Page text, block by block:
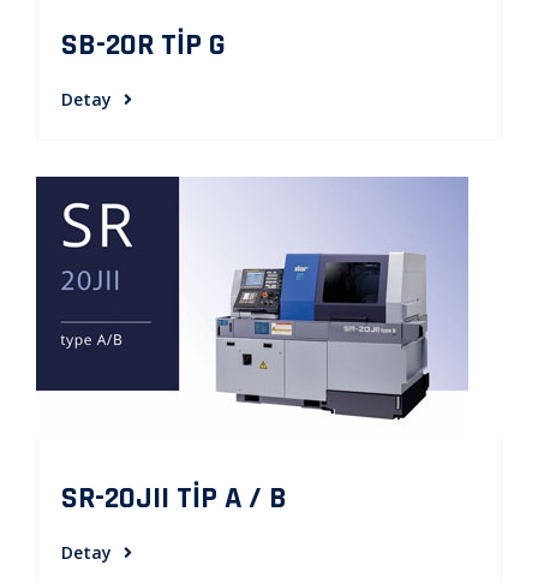
SB-20R TİP G
Detay
SR-20JII TİP A / B
Detay